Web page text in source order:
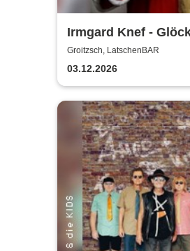
Irmgard Knef -
hier - Glöckchen da |
LatschenBAR
Groitzsch, LatschenBAR
03.12.2026